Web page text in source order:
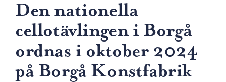
Den nationella
cellotävlingen i Borgå
ordnas i oktober 2024
på Borgå Konstfabrik